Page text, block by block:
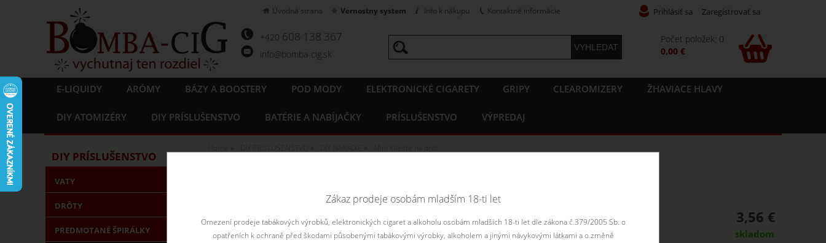
+420 608 138 367
info@bomba-cig.sk
E-LIQUIDY ARÓMY BÁZY A BOOSTERY POD MODY ELEKTRONICKÉ CIGARETY GRIPY CLEAROMIZERY ŽHAVIACE HLAVY
DIY ATOMIZÉRY DIY PRÍSLUŠENSTVO BATÉRIE A NABÍJAČKY PRÍSLUŠENSTVO VÝPREDAJ
Prihlásiť sa Zaregistrovať sa
Počet položek: 0
0,00 €
Úvodná strana Vernostny system Info k nákupu Kontaktné informácie
3,56 €
skladom
DIY PRÍSLUŠENSTVO
VATY
DRÔTY
PREDMOTANÉ ŠPIRÁLKY
Zákaz prodeje osobám mladším 18-ti let
Omezení prodeje tabákových výrobků, elektronických cigaret a alkoholu osobám mladších 18-ti let dle zákona č.379/2005 Sb. o
opatřeních k ochraně před škodami působenými tabákovými výrobky, alkoholem a jinými návykovými látkami a o změně